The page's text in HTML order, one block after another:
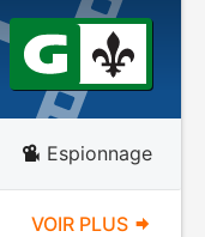
Espionnage
VOIR PLUS